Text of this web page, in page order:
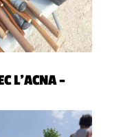
L’ACNA –